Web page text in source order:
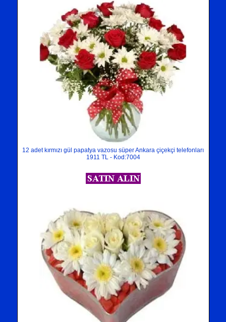
12 adet kırmızı gül papatya vazosu süper Ankara çiçekçi telefonları
1911 TL - Kod:7004